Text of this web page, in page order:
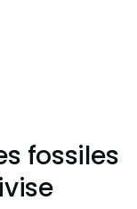
fossiles